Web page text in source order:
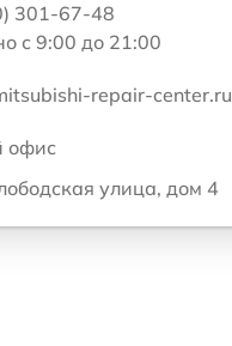
301-67-48
с 9:00 до 21:00
repair-center.ru
офис
улица, дом 4